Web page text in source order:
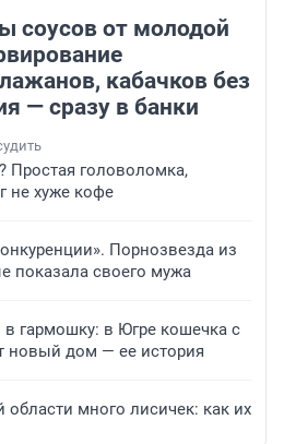
соусов от молодой
кабачков без
— сразу в банки
Простая головоломка,
не хуже кофе
Порнозвезда из
показала своего мужа
гармошку: в Югре кошечка с
новый дом — ее история
области много лисичек: как их